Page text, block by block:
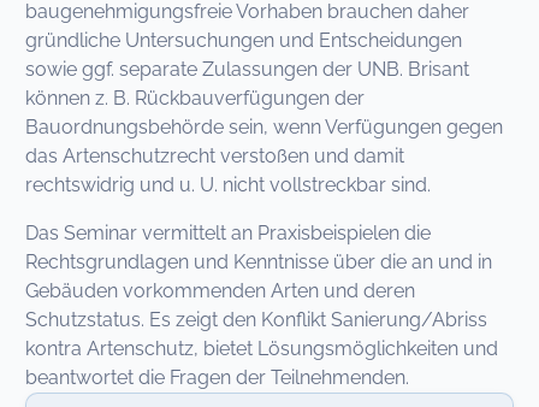
baugenehmigungsfreie Vorhaben brauchen daher
gründliche Untersuchungen und Entscheidungen
sowie ggf. separate Zulassungen der UNB. Brisant
können z. B. Rückbauverfügungen der
Bauordnungsbehörde sein, wenn Verfügungen gegen
das Artenschutzrecht verstoßen und damit
rechtswidrig und u. U. nicht vollstreckbar sind.
Das Seminar vermittelt an Praxisbeispielen die
Rechtsgrundlagen und Kenntnisse über die an und in
Gebäuden vorkommenden Arten und deren
Schutzstatus. Es zeigt den Konflikt Sanierung/Abriss
kontra Artenschutz, bietet Lösungsmöglichkeiten und
beantwortet die Fragen der Teilnehmenden.